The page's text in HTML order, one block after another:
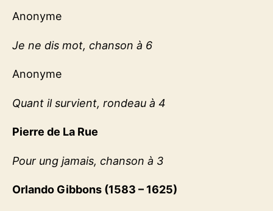
Anonyme
Je ne dis mot, chanson à 6
Anonyme
Quant il survient, rondeau à 4
Pierre de La Rue
Pour ung jamais, chanson à 3
Orlando Gibbons (1583 – 1625)